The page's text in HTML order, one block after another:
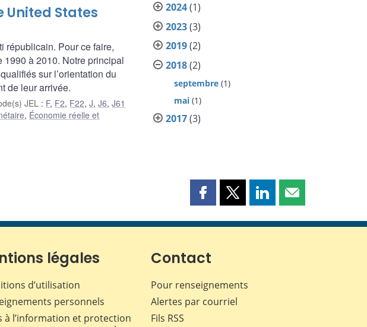
States
républicain. Pour ce faire,
à 2010. Notre principal
sur l’orientation du
de leur arrivée.
JEL : F, F2, F22,J,J6,J61
, Économie réelle et
2024(1)
2023(3)
2019(2)
2018(2)
septembre (1)
mai (1)
2017(3)
Partager
page
Facebook
Partager
page
Partager
page
Partager
page
légales
d’utilisation
personnels
à l’information et protection
Contact
Pour renseignements
Alertes par courriel
Fils RSS